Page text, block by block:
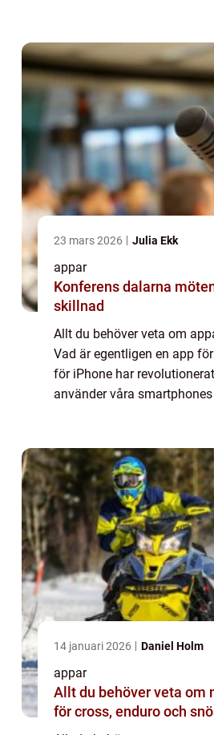
23 mars 2026 Julia Ekk
appar
Konferens dalarna möten som gör
skillnad
Allt du behöver veta om
Vad är egentligen en app
för iPhone har
använder våra
14 januari 2026 Daniel Holm
appar
Allt du behöver veta om
för cross, enduro och